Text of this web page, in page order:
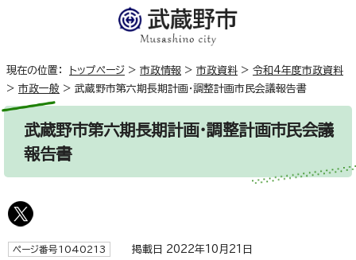
現在の位置： トップページ > 市政情報 > 市政資料 > 令和4年度市政資料
> 市政一般 > 武蔵野市第六期長期計画・調整計画市民会議報告書
武蔵野市第六期長期計画・調整計画市民会議
報告書
ページ番号1040213 掲載日 2022年10月21日